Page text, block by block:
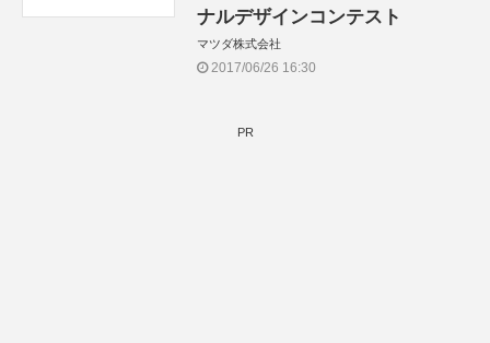
ナルデザインコンテスト
マツダ株式会社
2017/06/26 16:30
PR